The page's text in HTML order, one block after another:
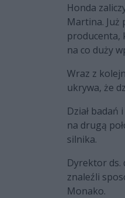
Honda
Martina. Już
producenta,
na co duży
Wraz z
ukrywa, że
Dział
na drugą
silnika.
Dyrektor ds.
znaleźli
Monako.